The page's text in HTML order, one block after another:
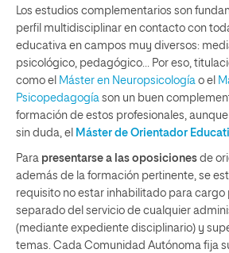
Los estudios complementarios son
perfil multidisciplinar en contacto con
educativa en campos muy diversos:
psicológico, pedagógico… Por eso,
como el Máster en Neuropsicología o el
Psicopedagogía son un buen
formación de estos profesionales,
sin duda, el Máster de Orientador
Para presentarse a las oposiciones de
además de la formación pertinente, se
requisito no estar inhabilitado para cargo
separado del servicio de cualquier
(mediante expediente disciplinario) y
temas. Cada Comunidad Autónoma fija